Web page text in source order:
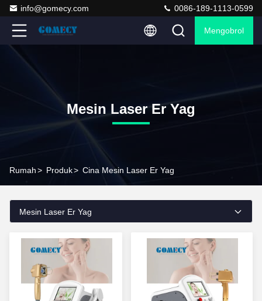
info@gomecy.com 0086-189-1113-0599
Mengobrol
Mesin Laser Er Yag
Rumah> Produk> Cina Mesin Laser Er Yag
Mesin Laser Er Yag